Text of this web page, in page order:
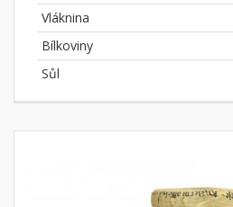
Vláknina
Bílkoviny
Sůl